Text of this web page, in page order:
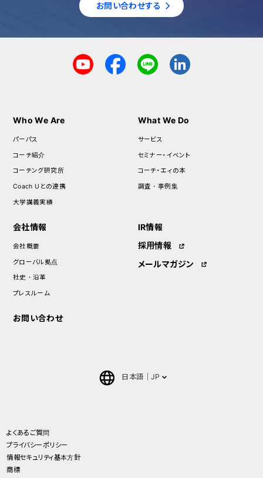
お問い合わせする
Who We Are
パーパス
コーチ紹介
コーチング研究所
Coach Uとの連携
大学講義実績
What We Do
サービス
セミナー・イベント
コーチ・エィの本
調査・事例集
会社情報
会社概要
グローバル拠点
社史・沿革
プレスルーム
IR情報
採用情報
メールマガジン
お問い合わせ
日本語 JP
よくあるご質問
プライバシーポリシー
情報セキュリティ基本方針
商標